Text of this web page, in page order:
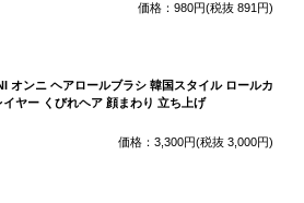
価格：980円(税抜 891円)
オンニ ヘアロールブラシ 韓国スタイル ロールカ
ヤー くびれヘア 顔まわり 立ち上げ
価格：3,300円(税抜 3,000円)